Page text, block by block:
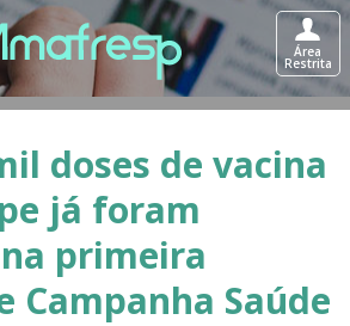
Área
Restrita
doses de vacina
já foram
primeira
Campanha Saúde